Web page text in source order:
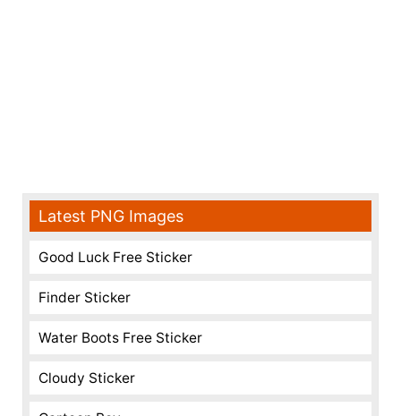
Latest PNG Images
Good Luck Free Sticker
Finder Sticker
Water Boots Free Sticker
Cloudy Sticker